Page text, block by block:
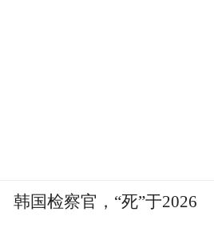
韩国检察官，“死”于2026